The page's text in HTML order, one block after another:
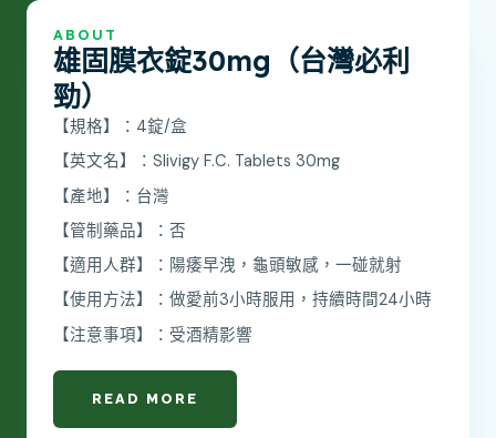
ABOUT
雄固膜衣錠30mg（台灣必利
勁）
【規格】：4錠/盒
【英文名】：Slivigy F.C. Tablets 30mg
【產地】：台灣
【管制藥品】：否
【適用人群】：陽痿早洩，龜頭敏感，一碰就射
【使用方法】：做愛前3小時服用，持續時間24小時
【注意事項】：受酒精影響
READ MORE